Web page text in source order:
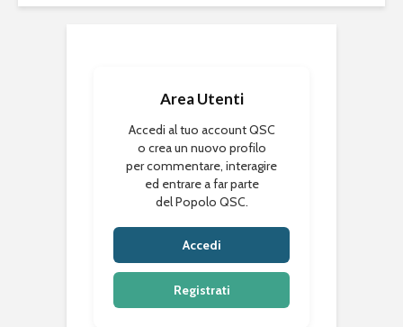
Area Utenti
Accedi al tuo account QSC
o crea un nuovo profilo
per commentare, interagire
ed entrare a far parte
del Popolo QSC.
Accedi
Registrati